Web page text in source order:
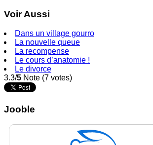
Voir Aussi
Dans un village gourro
La nouvelle queue
La recompense
Le cours d’anatomie !
Le divorce
3.3/5 Note (7 votes)
Jooble